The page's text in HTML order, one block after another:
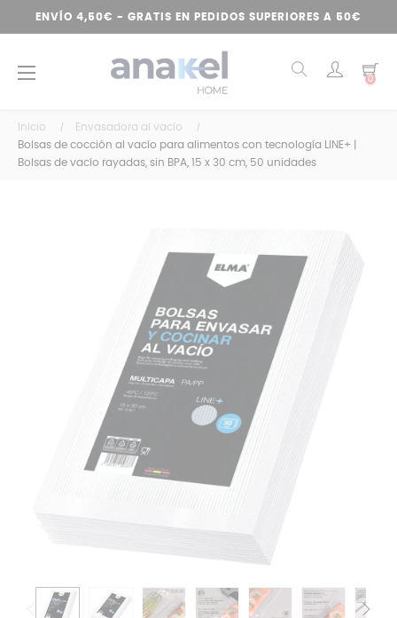
ENVÍO 4,50€ - GRATIS EN PEDIDOS SUPERIORES A 50€
Navegación
☰ 0
Inicio
Envasadora al vacío
Bolsas de cocción al vacío para alimentos con tecnología LINE+ |
Bolsas de vacío rayadas, sin BPA, 15 x 30 cm, 50 unidades